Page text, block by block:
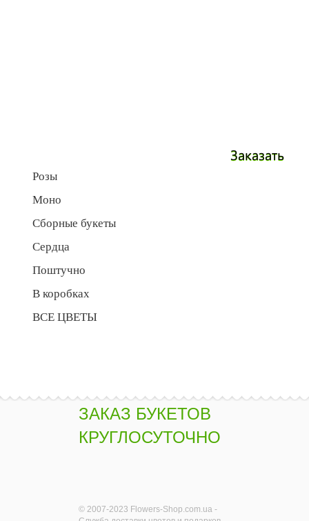
Заказать
Розы
Моно
Сборные букеты
Сердца
Поштучно
В коробках
ВСЕ ЦВЕТЫ
ЗАКАЗ БУКЕТОВ
КРУГЛОСУТОЧНО
© 2007-2023 Flowers-Shop.com.ua -